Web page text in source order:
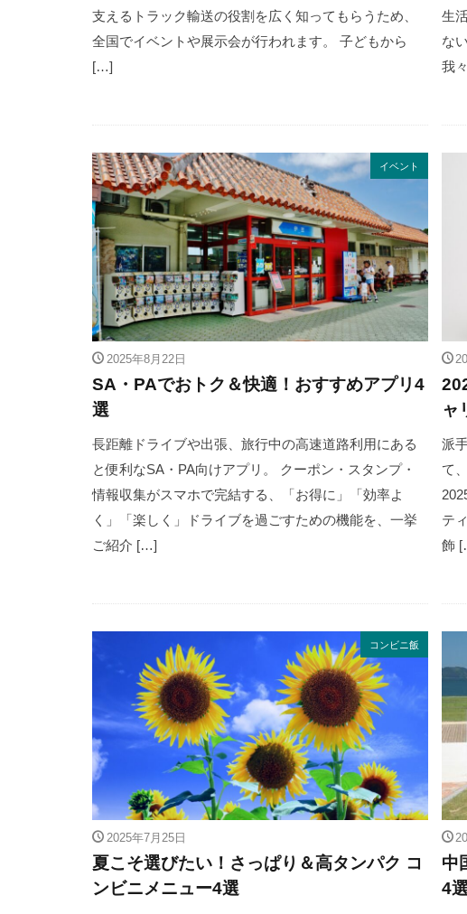
支えるトラック輸送の役割を広く知ってもらうため、
全国でイベントや展示会が行われます。 子どもから
[…]
生
な
我
イベント
2025年8月22日
SA・PAでおトク＆快適！おすすめアプリ4
選
長距離ドライブや出張、旅行中の高速道路利用にある
と便利なSA・PA向けアプリ。 クーポン・スタンプ・
情報収集がスマホで完結する、「お得に」「効率よ
く」「楽しく」ドライブを過ごすための機能を、一挙
ご紹介 […]
ャ
派
て
テ
飾
コンビニ飯
2025年7月25日
夏こそ選びたい！さっぱり＆高タンパク コ
ンビニメニュー4選
中
4